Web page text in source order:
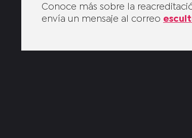
Conoce más sobre la
envía un mensaje al correo